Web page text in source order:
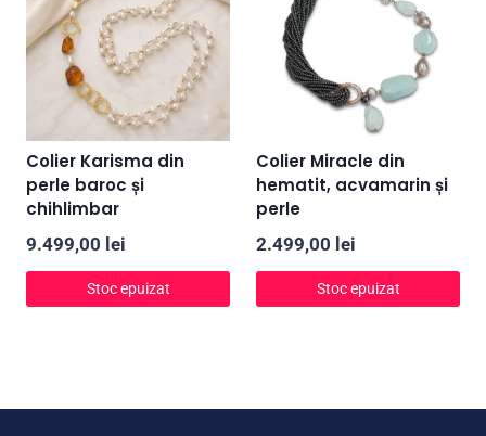
Colier Karisma din
perle baroc și
chihlimbar
9.499,00 lei
Stoc epuizat
Colier Miracle din
hematit, acvamarin și
perle
2.499,00 lei
Stoc epuizat